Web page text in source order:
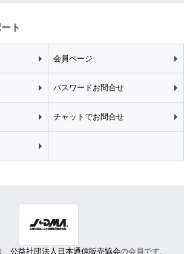
ト
会員ページ
パスワードお問合せ
チャットでお問合せ
公益社団法人日本通信販売協会の会員です。